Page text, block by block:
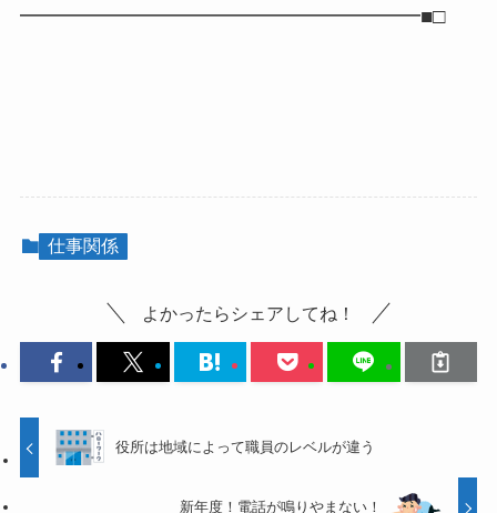
━━━━━━━━━━━━━━━━━━━■□
仕事関係
よかったらシェアしてね！
役所は地域によって職員のレベルが違う
新年度！電話が鳴りやまない！